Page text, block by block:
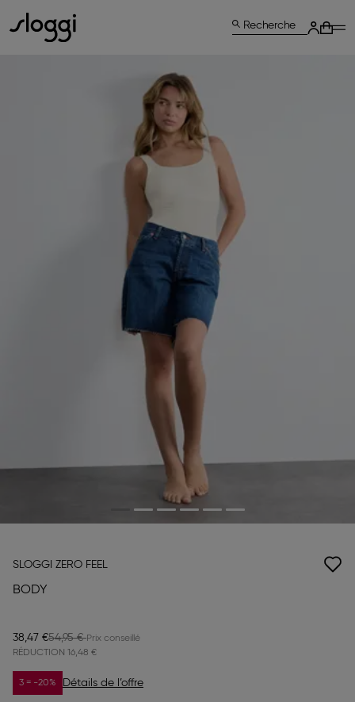
Recherche
SLOGGI ZERO FEEL
BODY
38,47 €54,95 €
RÉDUCTION 16,48 €
3 = -20% Détails de l’offre